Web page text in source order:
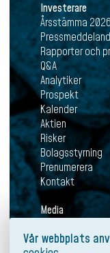
Investerare
Årsstämma 2026
Rapporter och
Q&A
Analytiker
Prospekt
Kalender
Aktien
Risker
Bolagsstyrning
Prenumerera
Kontakt
Media
Vår webbplats